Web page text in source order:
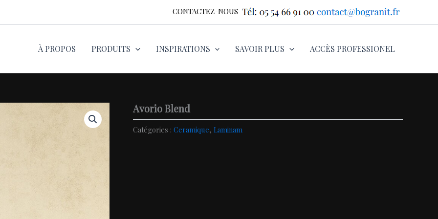
CONTACTEZ-NOUS
À PROPOS PRODUITS INSPIRATIONS SAVOIR PLUS ACCÈS PROFESSIONEL
Avorio Blend
Catégories : Ceramique, Laminam